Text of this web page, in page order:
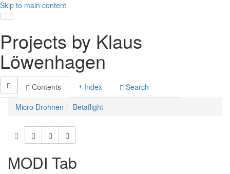
Skip to main content
Toggle navigation
Projects by Klaus
Löwenhagen
Contents Index
Search
Micro Drohnen
Betaflight
MODI Tab